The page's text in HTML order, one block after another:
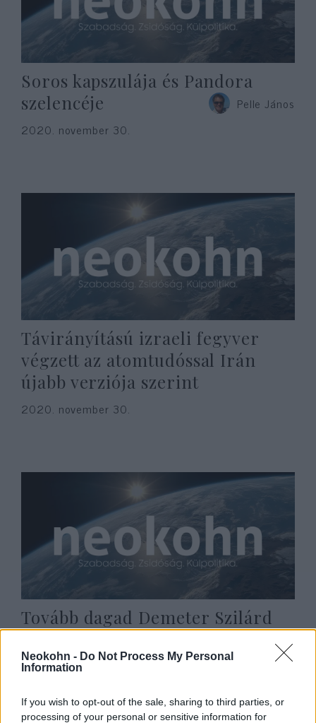
Neokohn - Do Not Process My Personal
Information
If you wish to opt-out of the sale, sharing to third parties, or
processing of your personal or sensitive information for
Soros kapszulája és Pandora
szelencéje
Pelle János
2020. november 30.
Távirányítású izraeli fegyver
végzett az atomtudóssal Irán
újabb verziója szerint
2020. november 30.
Tovább dagad Demeter Szilárd
2020. november 30.